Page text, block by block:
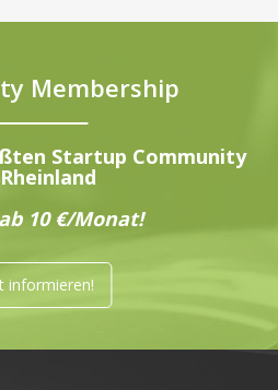
Membership
Startup Community
10 €/Monat!
informieren!